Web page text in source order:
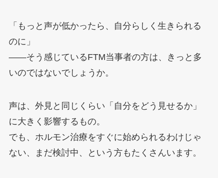
「もっと声が低かったら、自分らしく生きられる
のに」
——そう感じているFTM当事者の方は、きっと多
いのではないでしょうか。
声は、外見と同じくらい「自分をどう見せるか」
に大きく影響するもの。
でも、ホルモン治療をすぐに始められるわけじゃ
ない、まだ検討中、という方もたくさんいます。